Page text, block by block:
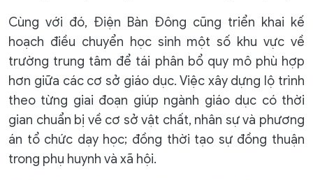
Cùng với đó, Điện Bàn Đông cũng triển khai kế
hoạch điều chuyển học sinh một số khu vực về
trường trung tâm để tái phân bổ quy mô phù hợp
hơn giữa các cơ sở giáo dục. Việc xây dựng lộ trình
theo từng giai đoạn giúp ngành giáo dục có thời
gian chuẩn bị về cơ sở vật chất, nhân sự và phương
án tổ chức dạy học; đồng thời tạo sự đồng thuận
trong phụ huynh và xã hội.